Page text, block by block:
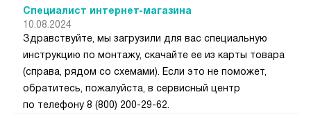
Специалист интернет-магазина
10.08.2024
Здравствуйте, мы загрузили для вас специальную
инструкцию по монтажу, скачайте ее из карты товара
(справа, рядом со схемами). Если это не поможет,
обратитесь, пожалуйста, в сервисный центр
по телефону 8 (800) 200-29-62.